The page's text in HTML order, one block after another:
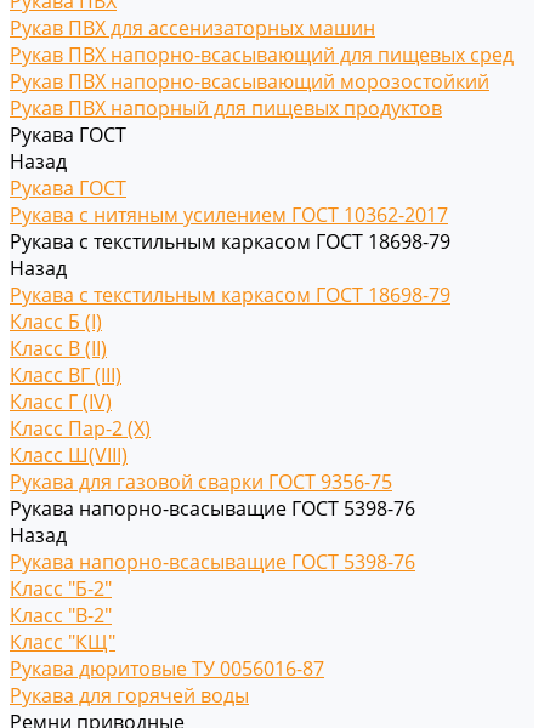
Рукав ПВХ для ассенизаторных машин
Рукав ПВХ напорно-всасывающий для пищевых сред
Рукав ПВХ напорно-всасывающий морозостойкий
Рукав ПВХ напорный для пищевых продуктов
Рукава ГОСТ
Назад
Рукава ГОСТ
Рукава с нитяным усилением ГОСТ 10362-2017
Рукава с текстильным каркасом ГОСТ 18698-79
Назад
Рукава с текстильным каркасом ГОСТ 18698-79
Класс Б (I)
Класс В (II)
Класс ВГ (III)
Класс Г (IV)
Класс Пар-2 (X)
Класс Ш(VIII)
Рукава для газовой сварки ГОСТ 9356-75
Рукава напорно-всасыващие ГОСТ 5398-76
Назад
Рукава напорно-всасыващие ГОСТ 5398-76
Класс "Б-2"
Класс "В-2"
Класс "КЩ"
Рукава дюритовые ТУ 0056016-87
Рукава для горячей воды
Ремни приводные